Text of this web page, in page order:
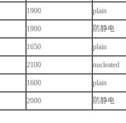
1900 plain
1900 防静电
1650 plain
2100 nucleated
1600 plain
2000 防静电